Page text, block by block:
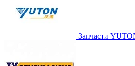
Запчасти